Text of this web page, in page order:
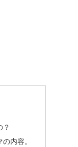
？
内容。